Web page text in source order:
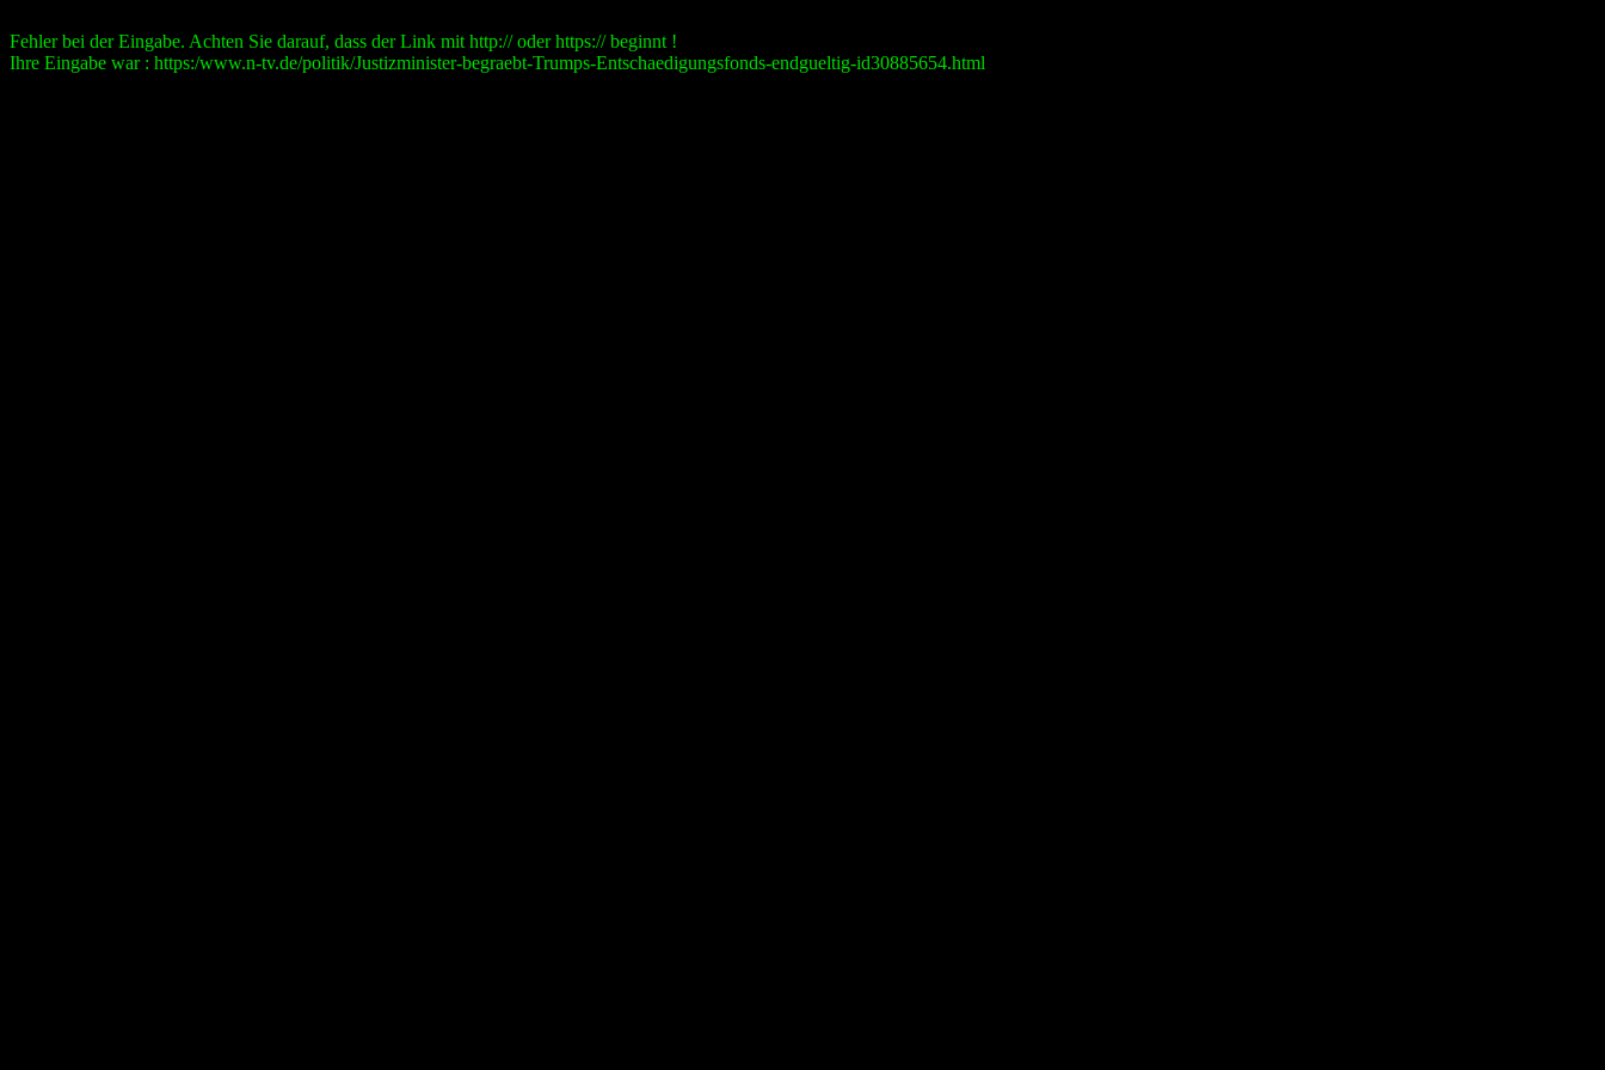
Fehler bei der Eingabe. Achten Sie darauf, dass der Link mit http:// oder https:// beginnt !
Ihre Eingabe war : https:/www.n-tv.de/politik/Justizminister-begraebt-Trumps-Entschaedigungsfonds-endgueltig-id30885654.html